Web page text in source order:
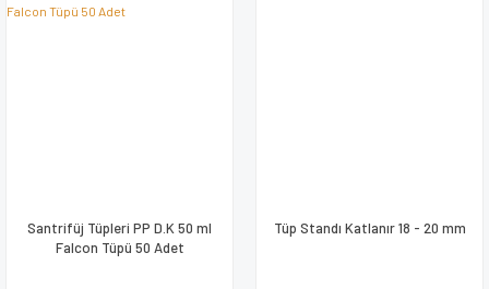
Santrifüj Tüpleri PP D.K 50 ml
Falcon Tüpü 50 Adet
Tüp Standı Katlanır 18 - 20 mm